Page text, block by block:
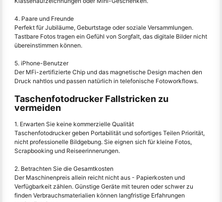
4. Paare und Freunde
Perfekt für Jubiläume, Geburtstage oder soziale Versammlungen.
Tastbare Fotos tragen ein Gefühl von Sorgfalt, das digitale Bilder nicht
übereinstimmen können.
5. iPhone-Benutzer
Der MFi-zertifizierte Chip und das magnetische Design machen den
Druck nahtlos und passen natürlich in telefonische Fotoworkflows.
Taschenfotodrucker Fallstricken zu
vermeiden
1. Erwarten Sie keine kommerzielle Qualität
Taschenfotodrucker geben Portabilität und sofortiges Teilen Priorität,
nicht professionelle Bildgebung. Sie eignen sich für kleine Fotos,
Scrapbooking und Reiseerinnerungen.
2. Betrachten Sie die Gesamtkosten
Der Maschinenpreis allein reicht nicht aus - Papierkosten und
Verfügbarkeit zählen. Günstige Geräte mit teuren oder schwer zu
finden Verbrauchsmaterialien können langfristige Erfahrungen